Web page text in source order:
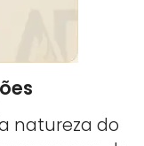
natureza do